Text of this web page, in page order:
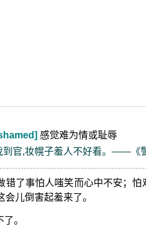
感觉难为情或耻辱
到官,妆幌子羞人不好看。——《
错了事怕人嗤笑而心中不安；
会儿倒害起羞来了。
。